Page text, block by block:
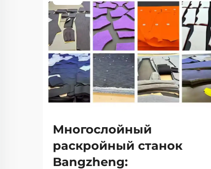
Многослойный
раскройный станок
Bangzheng: